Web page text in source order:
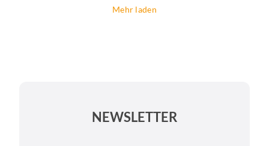
Mehr laden
NEWSLETTER